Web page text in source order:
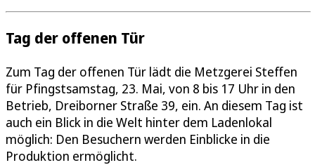
Tag der offenen Tür
Zum Tag der offenen Tür lädt die Metzgerei Steffen
für Pfingstsamstag, 23. Mai, von 8 bis 17 Uhr in den
Betrieb, Dreiborner Straße 39, ein. An diesem Tag ist
auch ein Blick in die Welt hinter dem Ladenlokal
möglich: Den Besuchern werden Einblicke in die
Produktion ermöglicht.